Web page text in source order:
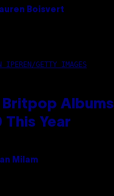
Boisvert
IPEREN/GETTY IMAGES
Albums
This Year
Milam